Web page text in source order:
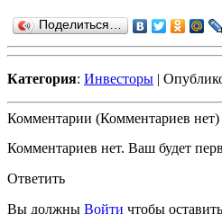
Поделиться…
Категория: Инвесторы |
Комментарии (Комментариев нет)
Комментариев нет. Ваш будет
Ответить
Вы должны Войти чтобы